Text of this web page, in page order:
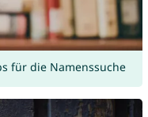
für die Namenssuche